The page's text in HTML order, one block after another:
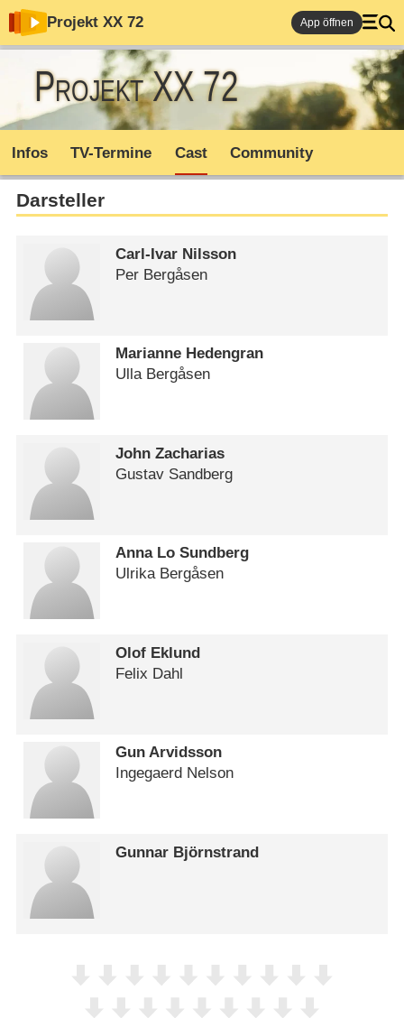
Projekt XX 72 App öffnen
Projekt XX 72
Infos TV-Termine Cast Community
Darsteller
Carl-Ivar Nilsson
Per Bergåsen
Marianne Hedengran
Ulla Bergåsen
John Zacharias
Gustav Sandberg
Anna Lo Sundberg
Ulrika Bergåsen
Olof Eklund
Felix Dahl
Gun Arvidsson
Ingegaerd Nelson
Gunnar Björnstrand